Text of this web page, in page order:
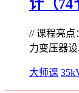
计（74
// 课程亮点
力变压器设
大师课